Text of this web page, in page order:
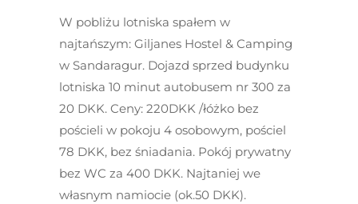
W pobliżu lotniska spałem w
najtańszym: Giljanes Hostel & Camping
w Sandaragur. Dojazd sprzed budynku
lotniska 10 minut autobusem nr 300 za
20 DKK. Ceny: 220DKK /łóżko bez
pościeli w pokoju 4 osobowym, pościel
78 DKK, bez śniadania. Pokój prywatny
bez WC za 400 DKK. Najtaniej we
własnym namiocie (ok.50 DKK).